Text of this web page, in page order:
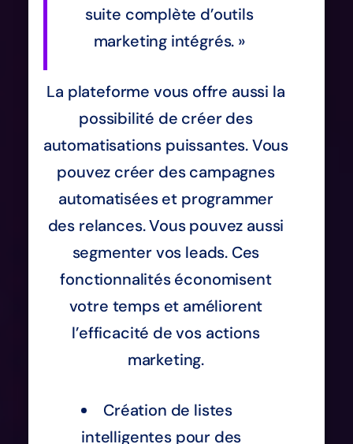
suite complète d’outils
marketing intégrés. »
La plateforme vous offre aussi la
possibilité de créer des
automatisations puissantes. Vous
pouvez créer des campagnes
automatisées et programmer
des relances. Vous pouvez aussi
segmenter vos leads. Ces
fonctionnalités économisent
votre temps et améliorent
l’efficacité de vos actions
marketing.
Création de listes
intelligentes pour des